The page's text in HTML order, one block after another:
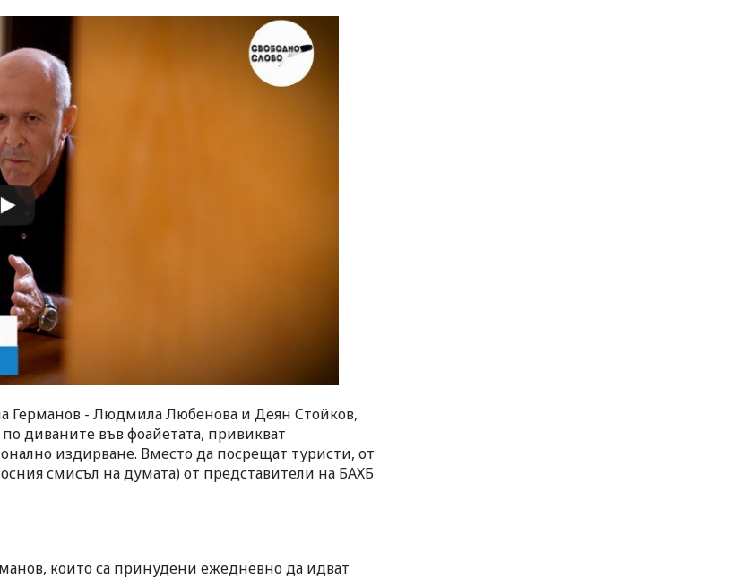
Германов - Людмила Любенова и Деян Стойков,
диваните във фоайетата, привикват
издирване. Вместо да посрещат туристи, от
смисъл на думата) от представители на БАХБ
които са принудени ежедневно да идват